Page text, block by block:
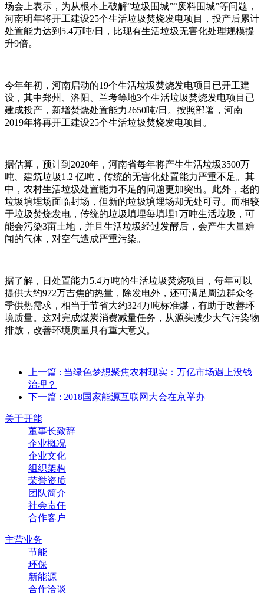
场会上表示，为从根本上破解“垃圾围城”“废料围城”等问题，
河南明年将开工建设25个生活垃圾焚烧发电项目，投产后累计
处置能力达到5.4万吨/日，比现有生活垃圾无害化处理规模提
升9倍。
今年年初，河南启动的19个生活垃圾焚烧发电项目已开工建
设，其中郑州、洛阳、兰考等地3个生活垃圾焚烧发电项目已
建成投产，新增焚烧处置能力2650吨/日。按照部署，河南
2019年将再开工建设25个生活垃圾焚烧发电项目。
据估算，预计到2020年，河南省每年将产生生活垃圾3500万
吨、建筑垃圾1.2 亿吨，传统的无害化处置能力严重不足。其
中，农村生活垃圾处置能力不足的问题更加突出。此外，老的
垃圾填埋场面临封场，但新的垃圾填埋场却无处可寻。而相较
于垃圾焚烧发电，传统的垃圾填埋每填埋1万吨生活垃圾，可
能会污染3亩土地，并且生活垃圾经过发酵后，会产生大量难
闻的气体，对空气造成严重污染。
据了解，日处置能力5.4万吨的生活垃圾焚烧项目，每年可以
提供大约972万吉焦的热量，除发电外，还可满足周边群众冬
季供热需求，相当于节省大约324万吨标准煤，有助于改善环
境质量。这对完成煤炭消费减量任务，从源头减少大气污染物
排放，改善环境质量具有重大意义。
上一篇 : 当绿色梦想聚焦农村现实：万亿市场遇上没钱
治理？
下一篇 : 2018国家能源互联网大会在京举办
关于开能
董事长致辞
企业概况
企业文化
组织架构
荣誉资质
团队简介
社会责任
合作客户
主营业务
节能
环保
新能源
合作洽谈